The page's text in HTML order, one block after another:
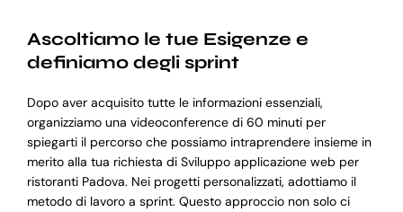
Ascoltiamo le tue Esigenze e
definiamo degli sprint
Dopo aver acquisito tutte le informazioni essenziali,
organizziamo una videoconference di 60 minuti per
spiegarti il percorso che possiamo intraprendere insieme in
merito alla tua richiesta di Sviluppo applicazione web per
ristoranti Padova. Nei progetti personalizzati, adottiamo il
metodo di lavoro a sprint. Questo approccio non solo ci